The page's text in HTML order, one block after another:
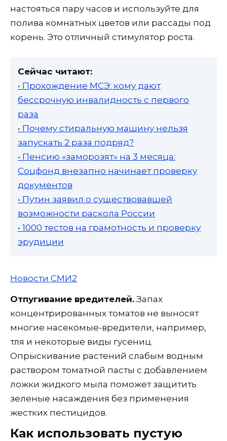
настояться пару часов и используйте для
полива комнатных цветов или рассады под
корень. Это отличный стимулятор роста.
Сейчас читают:
• Прохождение МСЭ: кому дают
бессрочную инвалидность с первого
раза
• Почему стиральную машину нельзя
запускать 2 раза подряд?
• Пенсию «заморозят» на 3 месяца:
Соцфонд внезапно начинает проверку
документов
• Путин заявил о существовавшей
возможности раскола России
• 1000 тестов на грамотность и проверку
эрудиции
Новости СМИ2
Отпугивание вредителей. Запах
концентрированных томатов не выносят
многие насекомые-вредители, например,
тля и некоторые виды гусениц.
Опрыскивание растений слабым водным
раствором томатной пасты с добавлением
ложки жидкого мыла поможет защитить
зеленые насаждения без применения
жестких пестицидов.
Как использовать пустую